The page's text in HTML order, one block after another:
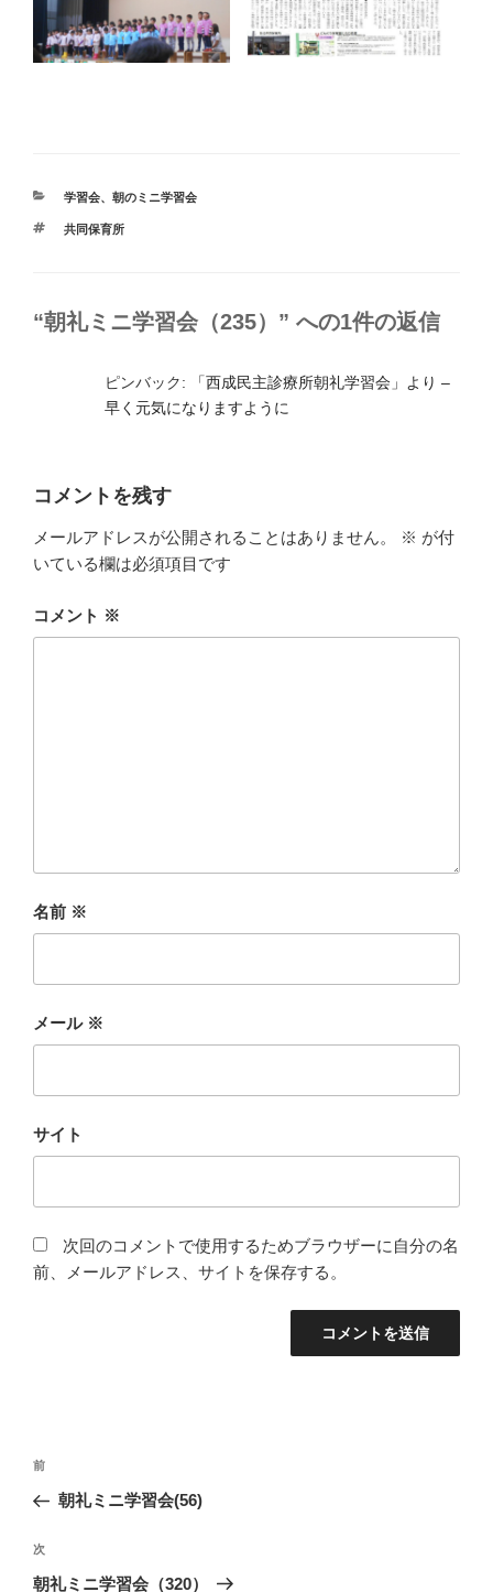
カ
ゴ
学習会、 朝のミニ学習会
タ
共同保育所
“朝礼ミニ学習会（235）” への1件の返信
ピンバック:
「西成民主診療所朝礼学習会」より –
早く元気になりますように
コメントを残す
メールアドレスが公開されることはありません。 ※ が付
いている欄は必須項目です
コメント ※
名前 ※
メール ※
サイト
次回のコメントで使用するためブラウザーに自分の名
前、メールアドレス、サイトを保存する。
投
ナ
ビ
ゲ
前
の
稿
前
朝礼ミニ学習会(56)
次
の
次
朝礼ミニ学習会（320）